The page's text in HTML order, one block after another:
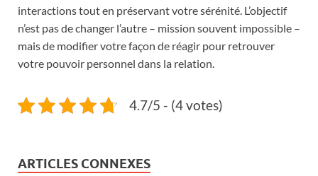
interactions tout en préservant votre sérénité. L’objectif
n’est pas de changer l’autre – mission souvent impossible –
mais de modifier votre façon de réagir pour retrouver
votre pouvoir personnel dans la relation.
4.7/5 - (4 votes)
ARTICLES CONNEXES